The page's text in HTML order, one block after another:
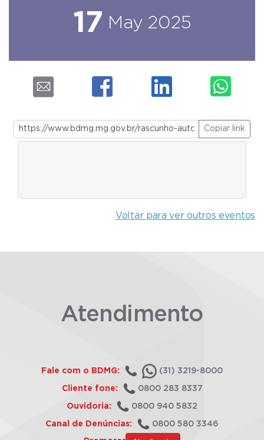
17 May 2025
Copiar link
Voltar para ver outros eventos
Atendimento
Fale com o BDMG: (31) 3219-8000
Cliente fone: 0800 283 8337
Ouvidoria: 0800 940 5832
Canal de Denúncias: 0800 580 3346